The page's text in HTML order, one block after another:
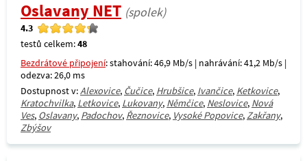
Oslavany NET (spolek)
4.3
testů celkem:48
Bezdrátové připojení: stahování: 46,9 Mb/s | nahrávání: 41,2 Mb/s |
odezva: 26,0 ms
Dostupnost v:Alexovice, Čučice, Hrubšice, Ivančice, Ketkovice,
Kratochvilka, Letkovice, Lukovany, Němčice, Neslovice, Nová
Ves, Oslavany, Padochov, Řeznovice, Vysoké Popovice,Zakřany,
Zbýšov